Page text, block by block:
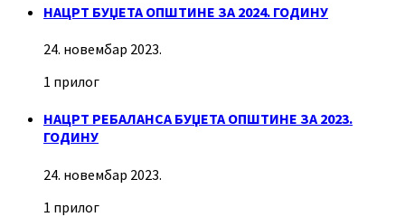
НАЦРТ БУЏЕТА ОПШТИНЕ ЗА 2024. ГОДИНУ
24. новембар 2023.
1 прилог
НАЦРТ РЕБАЛАНСА БУЏЕТА ОПШТИНЕ ЗА 2023.
ГОДИНУ
24. новембар 2023.
1 прилог